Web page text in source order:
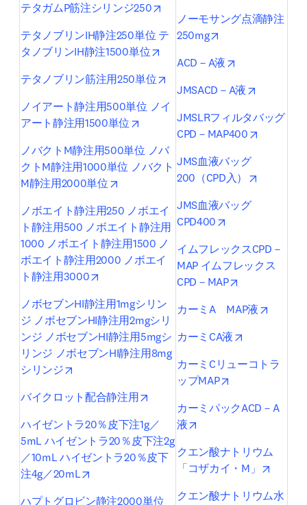
テタガムP筋注シリンジ250
テタノブリンIH静注250単位 テ
タノブリンIH静注1500単位
テタノブリン筋注用250単位
ノイアート静注用500単位 ノイ
アート静注用1500単位
opens in new tab/window
ノバクトM静注用500単位 ノバ
クトM静注用1000単位 ノバクト
M静注用2000単位
opens in new tab/window
ノボエイト静注用250 ノボエイ
ト静注用500 ノボエイト静注用
1000 ノボエイト静注用1500 ノ
ボエイト静注用2000 ノボエイ
ト静注用3000
opens in new tab/window
ノボセブンHI静注用1mgシリン
ジ ノボセブンHI静注用2mgシリ
ンジ ノボセブンHI静注用5mgシ
リンジ ノボセブンHI静注用8mg
シリンジ
opens in new tab/window
バイクロット配合静注用
ハイゼントラ20％皮下注1g／
5mL ハイゼントラ20％皮下注2g
／10mL ハイゼントラ20％皮下
注4g／20mL
opens in new tab/window
ハプトグロビン静注2000単位
ノーモサング点滴静注
250mg
ACD－A液
JMSACD－A液
JMSLRフィルタバッグ
CPD－MAP400
JMS血液バッグ
200（CPD入）
JMS血液バッグ
CPD400
イムフレックスCPD－
MAP イムフレックス
CPD－MAP
カーミA　MAP液
カーミCA液
カーミCリューコトラ
ップMAP
カーミパックACD－A
液
クエン酸ナトリウム
「コザカイ・M」
クエン酸ナトリウム水